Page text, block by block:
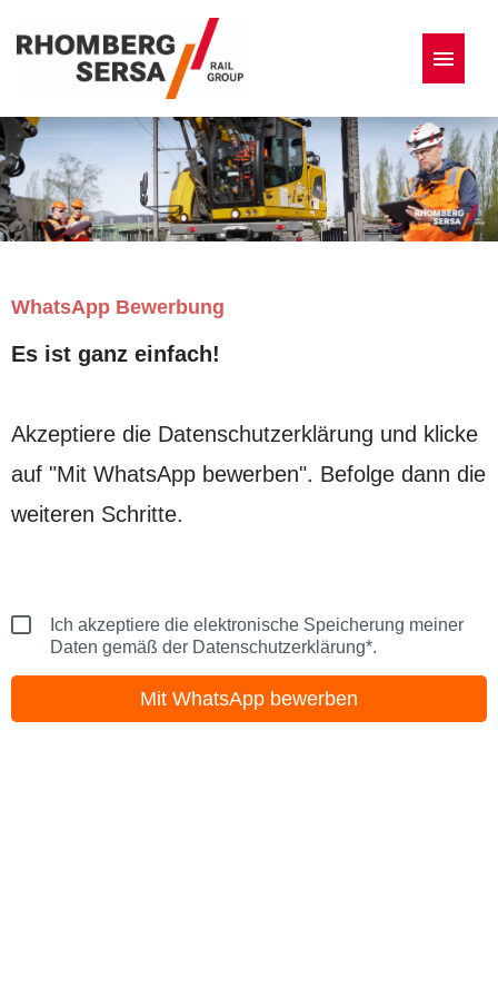
Deutsch Englisch Französisch Italienisch
Stellenangebote
WhatsApp Bewerbung
Es ist ganz einfach!
Akzeptiere die Datenschutzerklärung und klicke
auf "Mit WhatsApp bewerben". Befolge dann die
weiteren Schritte.
Ich akzeptiere die elektronische Speicherung meiner
Daten gemäß der Datenschutzerklärung*.
Mit WhatsApp bewerben